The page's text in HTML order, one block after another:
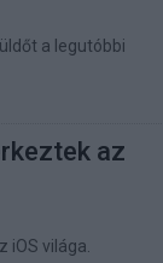
a legutóbbi
az
iOS világa.